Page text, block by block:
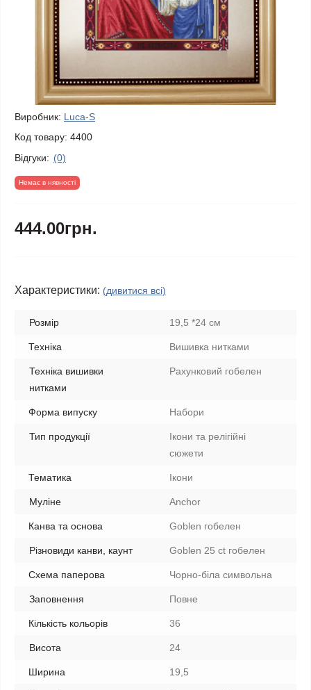
Виробник: Luca-S
Код товару: 4400
Відгуки: (0)
Немає в нявності
444.00грн.
Характеристики: (дивитися всі)
Розмір 19,5 *24 см
Техніка Вишивка нитками
Техніка вишивки
нитками
Рахунковий гобелен
Форма випуску Набори
Тип продукції
Ікони та релігійні
сюжети
Тематика Ікони
Муліне Anchor
Канва та основа Goblen гобелен
Різновиди канви, каунт Goblen 25 ct гобелен
Схема паперова Чорно-біла символьна
Заповнення Повне
Кількість кольорів 36
Висота 24
Ширина 19,5